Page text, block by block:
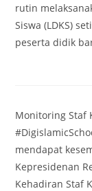
rutin
Siswa (LDKS)
peserta didik
Monitoring Staf
mendapat
Kepresidenan
Kehadiran Staf